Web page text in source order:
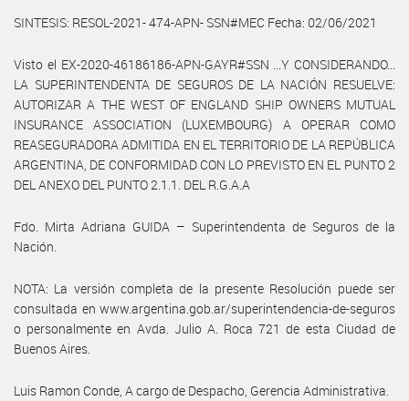
SINTESIS: RESOL-2021- 474-APN- SSN#MEC Fecha: 02/06/2021
Visto el EX-2020-46186186-APN-GAYR#SSN ...Y CONSIDERANDO...
LA SUPERINTENDENTA DE SEGUROS DE LA NACIÓN RESUELVE:
AUTORIZAR A THE WEST OF ENGLAND SHIP OWNERS MUTUAL
INSURANCE ASSOCIATION (LUXEMBOURG) A OPERAR COMO
REASEGURADORA ADMITIDA EN EL TERRITORIO DE LA REPÚBLICA
ARGENTINA, DE CONFORMIDAD CON LO PREVISTO EN EL PUNTO 2
DEL ANEXO DEL PUNTO 2.1.1. DEL R.G.A.A
Fdo. Mirta Adriana GUIDA – Superintendenta de Seguros de la
Nación.
NOTA: La versión completa de la presente Resolución puede ser
consultada en www.argentina.gob.ar/superintendencia-de-seguros
o personalmente en Avda. Julio A. Roca 721 de esta Ciudad de
Buenos Aires.
Luis Ramon Conde, A cargo de Despacho, Gerencia Administrativa.